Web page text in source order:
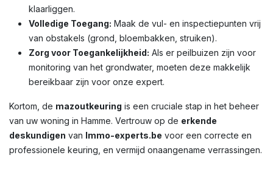
klaarliggen.
Volledige Toegang: Maak de vul- en inspectiepunten vrij
van obstakels (grond, bloembakken, struiken).
Zorg voor Toegankelijkheid: Als er peilbuizen zijn voor
monitoring van het grondwater, moeten deze makkelijk
bereikbaar zijn voor onze expert.
Kortom, de mazoutkeuring is een cruciale stap in het beheer
van uw woning in Hamme. Vertrouw op de erkende
deskundigen van Immo-experts.be voor een correcte en
professionele keuring, en vermijd onaangename verrassingen.